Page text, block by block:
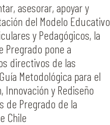
asesorar, apoyar y
del Modelo Educativo
y Pedagógicos, la
Pregrado pone a
directivos de las
Metodológica para el
Innovación y Rediseño
de Pregrado de la
Chile